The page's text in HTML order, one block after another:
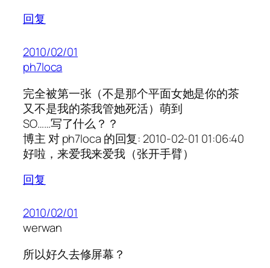
回复
2010/02/01
ph7loca
完全被第一张（不是那个平面女她是你的茶
又不是我的茶我管她死活）萌到
SO……写了什么？？
博主 对 ph7loca 的回复: 2010-02-01 01:06:40
好啦，来爱我来爱我（张开手臂）
回复
2010/02/01
werwan
所以好久去修屏幕？